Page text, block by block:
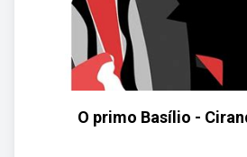
O primo Basílio -